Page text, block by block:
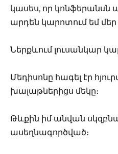
կասես, որ կոնֆերանսն
արդեն կարոտում եմ մեր
Ներքևում լուսանկար
Մեդիսոնը հագել էր
խալաթներիցս մեկը։
Թևքին իմ անվան
ասեղնագործված։